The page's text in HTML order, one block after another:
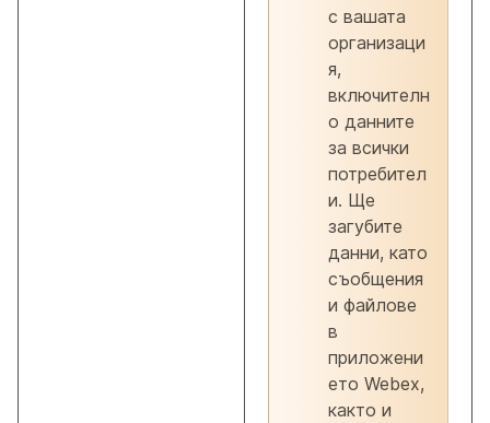
с вашата
организаци
я,
включителн
о данните
за всички
потребител
и. Ще
загубите
данни, като
съобщения
и файлове
в
приложени
ето Webex,
както и